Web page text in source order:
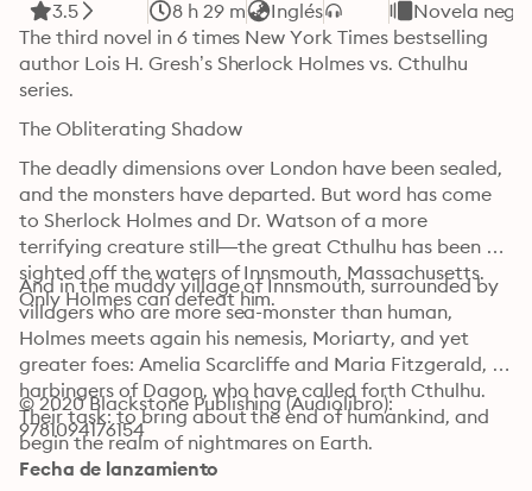
3.5 8 h 29 m Inglés
Novela
The third novel in 6 times New York Times bestselling
author Lois H. Gresh’s Sherlock Holmes vs. Cthulhu
series.
The Obliterating Shadow
The deadly dimensions over London have been sealed,
and the monsters have departed. But word has come
to Sherlock Holmes and Dr. Watson of a more
terrifying creature still—the great Cthulhu has been
sighted off the waters of Innsmouth, Massachusetts.
Only Holmes can defeat him.
And in the muddy village of Innsmouth, surrounded by
villagers who are more sea-monster than human,
Holmes meets again his nemesis, Moriarty, and yet
greater foes: Amelia Scarcliffe and Maria Fitzgerald,
harbingers of Dagon, who have called forth Cthulhu.
Their task: to bring about the end of humankind, and
begin the realm of nightmares on Earth.
© 2020 Blackstone Publishing (Audiolibro):
9781094176154
Fecha de lanzamiento